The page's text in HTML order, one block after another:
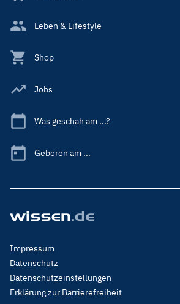
Leben & Lifestyle
Shop
Jobs
Was geschah am ...?
Geboren am ...
Footer
Menu
Legal
Impressum
Datenschutz
Datenschutzeinstellungen
Erklärung zur Barrierefreiheit